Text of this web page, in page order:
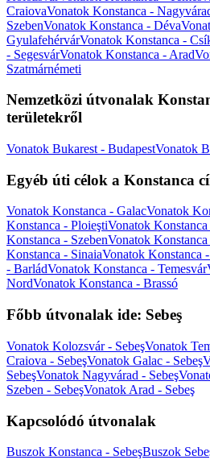
CraiovaVonatok Konstanca -
SzebenVonatok Konstanca - Déva
GyulafehérvárVonatok Konstanca -
- SegesvárVonatok Konstanca - Arad
Szatmárnémeti
Nemzetközi útvonalak
területekről
Vonatok Bukarest - BudapestVonatok
Egyéb úti célok a Konstanca
Vonatok Konstanca - GalacVonatok
Konstanca - PloieştiVonatok
Konstanca - SzebenVonatok
Konstanca - SinaiaVonatok Konstanca
- BarládVonatok Konstanca - Temesvár
NordVonatok Konstanca - Brassó
Főbb útvonalak ide: Sebeş
Vonatok Kolozsvár - SebeşVonatok
Craiova - SebeşVonatok Galac - Sebeş
SebeşVonatok Nagyvárad - Sebeş
Szeben - SebeşVonatok Arad - Sebeş
Kapcsolódó útvonalak
Buszok Konstanca - SebeşBuszok